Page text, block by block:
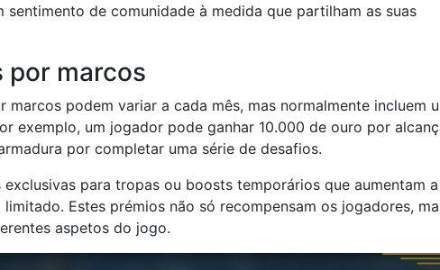
de comunidade à medida que partilham as suas
por marcos
podem variar a cada mês, mas normalmente incluem
exemplo, um jogador pode ganhar 10.000 de ouro por
por completar uma série de desafios.
para tropas ou boosts temporários que aumentam a
Estes prémios não só recompensam os jogadores,
aspetos do jogo.